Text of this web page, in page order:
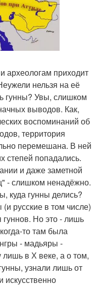
археологам приходит
нельзя на её
гунны? Увы, слишком
выводов. Как,
воспоминаний об
территория
перемешана. В ней
степей попадались.
и даже заметной
- слишком ненадёжно.
куда гунны делись?
русские в том числе)
гуннов. Но это - лишь
то там была
- мадьяры -
лишь в Х веке, а о том,
узнали лишь от
искусственно